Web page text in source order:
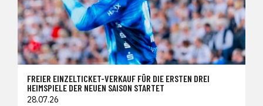
FREIER EINZELTICKET-VERKAUF FÜR DIE ERSTEN DREI
HEIMSPIELE DER NEUEN SAISON STARTET
28.07.26